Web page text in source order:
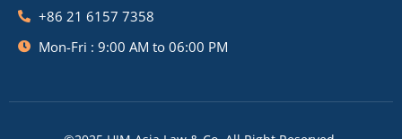
+86 21 6157 7358
Mon-Fri : 9:00 AM to 06:00 PM